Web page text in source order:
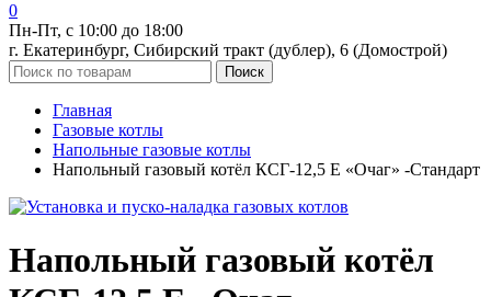
0
Пн-Пт, с 10:00 до 18:00
г. Екатеринбург, Сибирский тракт (дублер), 6 (Домострой)
Поиск
Главная
Газовые котлы
Напольные газовые котлы
Напольный газовый котёл КСГ-12,5 Е «Очаг» -Стандарт
Напольный газовый котёл